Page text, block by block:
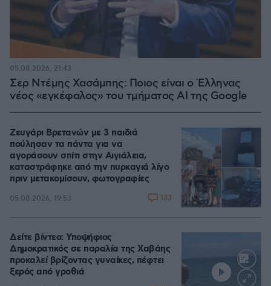
Σερ Ντέμης Χασάμπης: Ποιος είναι ο Έλληνας
νέος «εγκέφαλος» του τμήματος AI της Google
05.08.2026, 21:43
Ζευγάρι Βρετανών με 3 παιδιά
πούλησαν τα πάντα για να
αγοράσουν σπίτι στην Αιγιάλεια,
καταστράφηκε από την πυρκαγιά λίγο
πριν μετακομίσουν, φωτογραφίες
05.08.2026, 19:53 133
Δείτε βίντεο: Υποψήφιος
Δημοκρατικός σε παραλία της Χαβάης
προκαλεί βρίζοντας γυναίκες, πέφτει
ξερός από γροθιά